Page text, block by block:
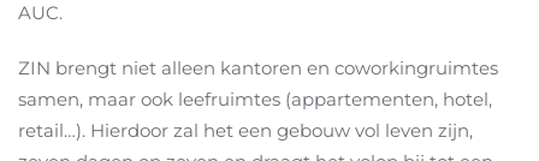
AUC.
ZIN brengt niet alleen kantoren en coworkingruimtes
samen, maar ook leefruimtes (appartementen, hotel,
retail…). Hierdoor zal het een gebouw vol leven zijn,